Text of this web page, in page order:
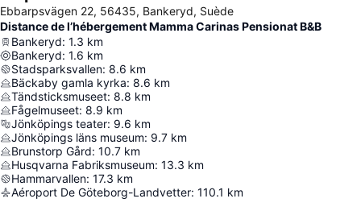
Ebbarpsvägen 22, 56435, Bankeryd, Suède
Distance de l’hébergement Mamma Carinas Pensionat B&B
Bankeryd: 1.3 km
Bankeryd: 1.6 km
Stadsparksvallen: 8.6 km
Bäckaby gamla kyrka: 8.6 km
Tändsticksmuseet: 8.8 km
Fågelmuseet: 8.9 km
Jönköpings teater: 9.6 km
Jönköpings läns museum: 9.7 km
Brunstorp Gård: 10.7 km
Husqvarna Fabriksmuseum: 13.3 km
Hammarvallen: 17.3 km
Aéroport De Göteborg-Landvetter: 110.1 km